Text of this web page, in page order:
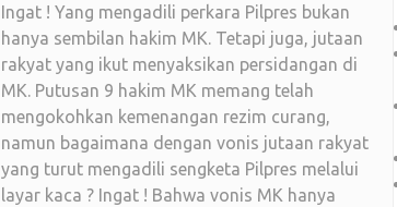
Ingat ! Yang mengadili perkara Pilpres bukan
hanya sembilan hakim MK. Tetapi juga, jutaan
rakyat yang ikut menyaksikan persidangan di
MK. Putusan 9 hakim MK memang telah
mengokohkan kemenangan rezim curang,
namun bagaimana dengan vonis jutaan rakyat
yang turut mengadili sengketa Pilpres melalui
layar kaca ? Ingat ! Bahwa vonis MK hanya